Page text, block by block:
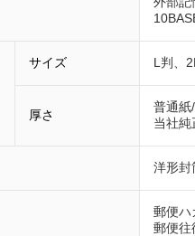
サイズ L判、
厚さ
普通紙
当社
洋形封
郵便ハ
郵便往